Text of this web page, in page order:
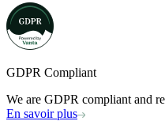
GDPR Compliant
We are GDPR compliant and
En savoir plus